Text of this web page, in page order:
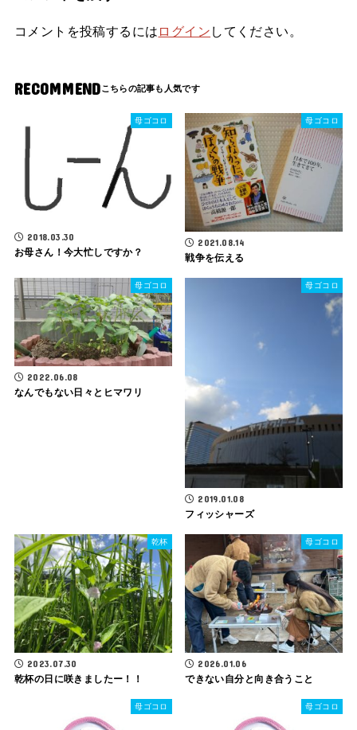
コメントを投稿するには ログイン してください。
RECOMMEND
母ゴコロ
2018.03.30
お母さん！今大忙しですか？
母ゴコロ
2021.08.14
戦争を伝える
母ゴコロ
2022.06.08
なんでもない日々とヒマワリ
母ゴコロ
2019.01.08
フィッシャーズ
乾杯
2023.07.30
乾杯の日に咲きましたー！！
母ゴコロ
2026.01.06
できない自分と向き合うこと
母ゴコロ 母ゴコロ